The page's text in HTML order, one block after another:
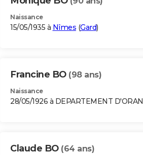
Naissance
15/05/1935 à Nîmes (Gard)
Francine BO (98 ans)
Naissance
28/05/1926 à DEPARTEMENT D'ORAN
Claude BO (64 ans)